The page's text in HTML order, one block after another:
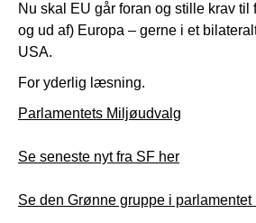
Nu skal EU går foran og stille krav til
og ud af) Europa – gerne i et
USA.
For yderlig læsning.
Parlamentets Miljøudvalg
Se seneste nyt fra SF her
Se den Grønne gruppe i parlamentet